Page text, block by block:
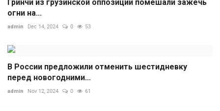
Гринчи из грузинской оппозиции помешали зажечь
огни на...
admin Dec 14, 2024 0 53
В России предложили отменить шестидневку
перед новогодними...
admin Nov 12, 2024 0 61